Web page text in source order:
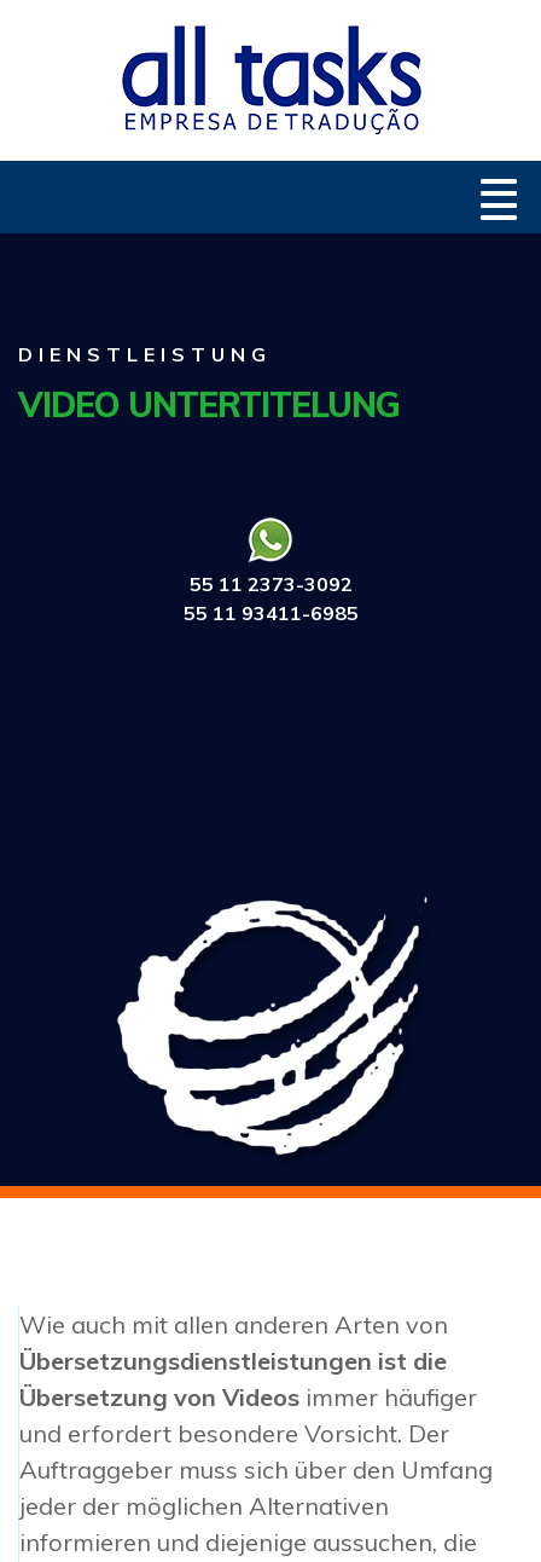
DIENSTLEISTUNG
VIDEO UNTERTITELUNG
55 11 2373-3092
55 11 93411-6985
Wie auch mit allen anderen Arten von
Übersetzungsdienstleistungen ist die
Übersetzung von Videos immer häufiger
und erfordert besondere Vorsicht. Der
Auftraggeber muss sich über den Umfang
jeder der möglichen Alternativen
informieren und diejenige aussuchen, die